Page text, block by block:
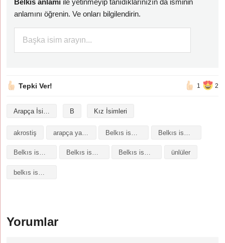
Belkıs anlamı ile yetinmeyip tanıdıklarınızın da isminin
anlamını öğrenin. Ve onları bilgilendirin.
Tepki Ver! 1 2
Arapça İsimler B Kız İsimleri
akrostiş arapça yazılışı
Belkıs isminin baş harfleriyle şiir Belkıs isminin kökeni Belkıs isminin numerolojisi ünlüler
Yorumlar